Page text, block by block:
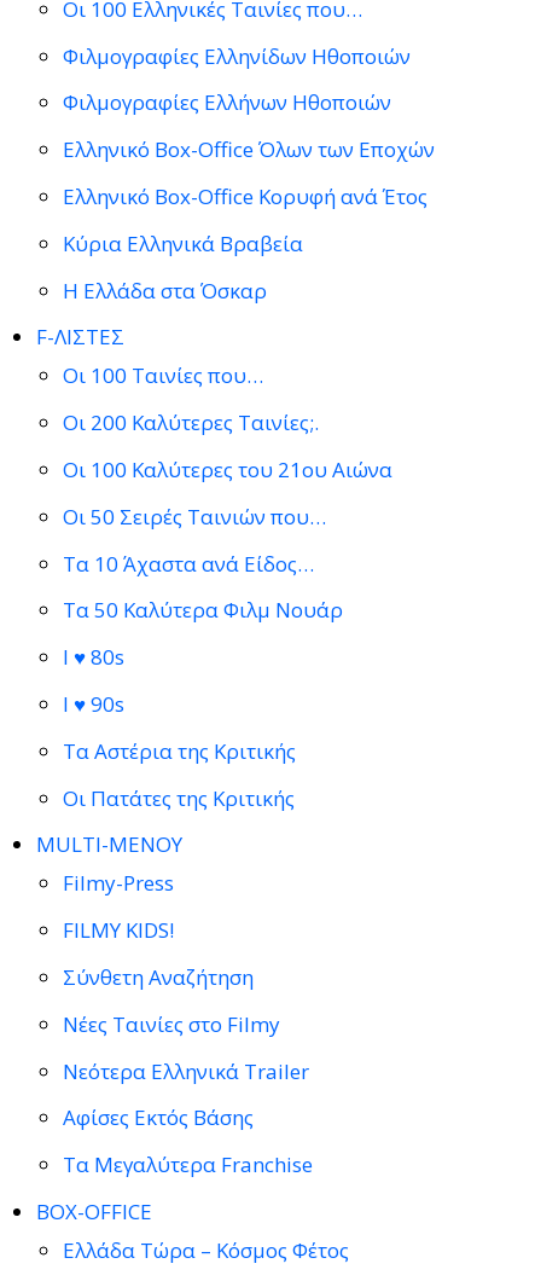
Οι 100 Ελληνικές Ταινίες που…
Φιλμογραφίες Ελληνίδων Ηθοποιών
Φιλμογραφίες Ελλήνων Ηθοποιών
Ελληνικό Box-Office Όλων των Εποχών
Ελληνικό Box-Office Κορυφή ανά Έτος
Κύρια Ελληνικά Βραβεία
Η Ελλάδα στα Όσκαρ
F-ΛΙΣΤΕΣ
Οι 100 Ταινίες που…
Οι 200 Καλύτερες Ταινίες;.
Οι 100 Καλύτερες του 21ου Αιώνα
Οι 50 Σειρές Ταινιών που…
Τα 10 Άχαστα ανά Είδος…
Τα 50 Καλύτερα Φιλμ Νουάρ
I ♥ 80s
I ♥ 90s
Τα Αστέρια της Κριτικής
Οι Πατάτες της Κριτικής
MULTI-ΜΕΝΟΥ
Filmy-Press
FILMY KIDS!
Σύνθετη Αναζήτηση
Νέες Ταινίες στο Filmy
Νεότερα Ελληνικά Trailer
Αφίσες Εκτός Βάσης
Τα Μεγαλύτερα Franchise
BOX-OFFICE
Ελλάδα Τώρα – Κόσμος Φέτος